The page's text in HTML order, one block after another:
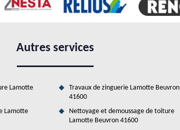
de telles opérations, seul le recours aux
professionnel. Nous vous conseillons de
Autres services
Lamotte
Lamotte
Travaux de zinguerie Lamotte Beuvron
41600
Nettoyage et demoussage de toiture
Lamotte Beuvron 41600